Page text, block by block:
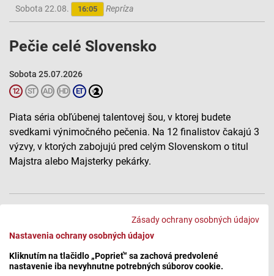
Zásady ochrany osobných údajov
Nastavenia ochrany osobných údajov
Kliknutím na tlačidlo „Poprieť“ sa zachová predvolené
nastavenie iba nevyhnutne potrebných súborov cookie.
Sobota 22.08. 16:05 Repríza
Pečie celé Slovensko
Sobota 25.07.2026
Piata séria obľúbenej talentovej šou, v ktorej budete
svedkami výnimočného pečenia. Na 12 finalistov čakajú 3
výzvy, v ktorých zabojujú pred celým Slovenskom o titul
Majstra alebo Majsterky pekárky.
vyskúšajú si poriadne retro. Ako si poradia s bufetovou klasikou a s
pečením z rokov osemdesiatych? Zaspomínajú si aj porotkyne
Jožka s Petrou a nebudú chýbať ani vtipné bonmoty Juraja s
Milanom, ktoré určite nebudú retro.